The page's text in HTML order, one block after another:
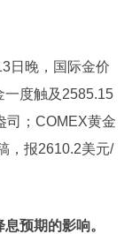
日晚，国际金价
一度触及2585.15
； COMEX黄金
，报2610.2美元/
预期的影响。